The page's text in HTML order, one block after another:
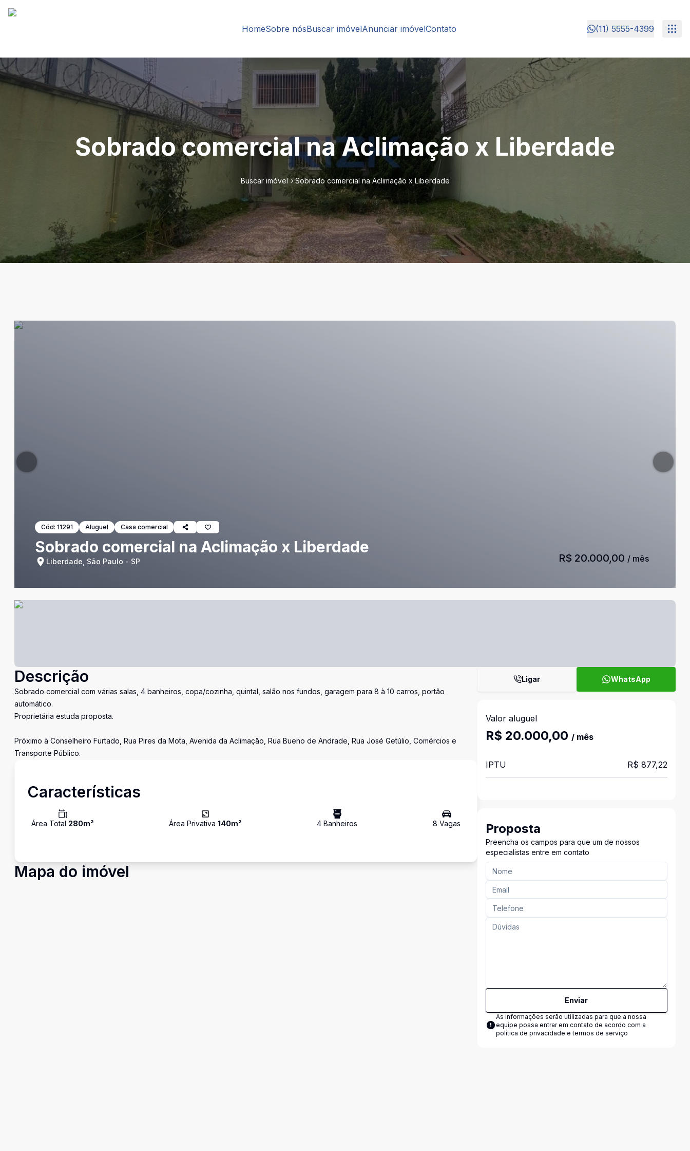
HomeSobre nósBuscar imóvelAnunciar imóvelContato (11) 5555-4399
Sobrado comercial na Aclimação x Liberdade
Buscar imóvel Sobrado comercial na Aclimação x Liberdade
Cód: 11291 Aluguel Casa comercial
Sobrado comercial na Aclimação x Liberdade
Liberdade, São Paulo - SP R$ 20.000,00 / mês
Descrição
Sobrado comercial com várias salas, 4 banheiros, copa/cozinha, quintal, salão nos fundos, garagem para 8 à 10 carros, portão
automático.
Proprietária estuda proposta.
Próximo à Conselheiro Furtado, Rua Pires da Mota, Avenida da Aclimação, Rua Bueno de Andrade, Rua José Getúlio, Comércios e
Transporte Público.
Características
Área Total 280m² Área Privativa140m² 4 Banheiros 8 Vagas
Mapa do imóvel
Ligar WhatsApp
Valor aluguel
R$ 20.000,00 / mês
IPTU R$ 877,22
Proposta
Preencha os campos para que um de nossos
especialistas entre em contato
Enviar
As informações serão utilizadas para que a nossa
equipe possa entrar em contato de acordo com a
política de privacidade e termos de serviço